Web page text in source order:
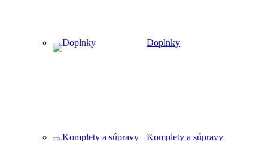
Doplnky
Komplety a súpravy